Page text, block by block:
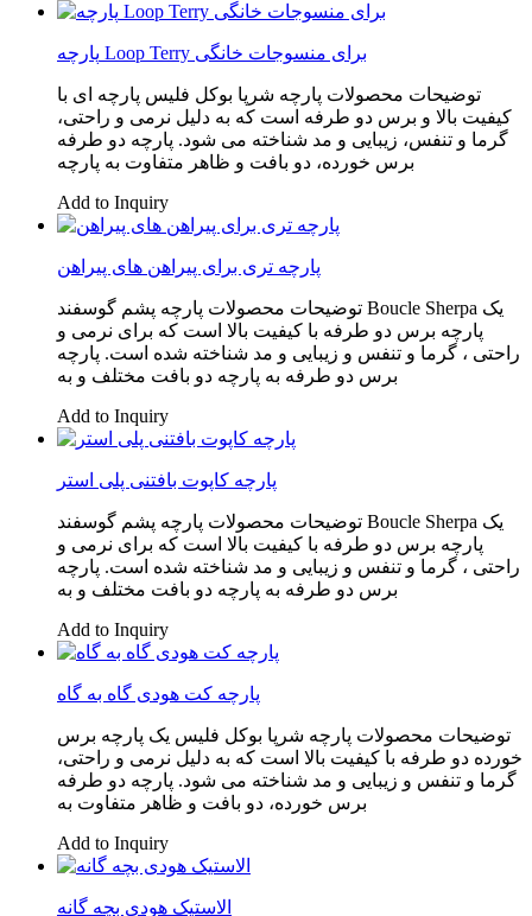
پارچه Loop Terry برای منسوجات خانگی
توضیحات محصولات پارچه شرپا بوکل فلیس پارچه ای با
کیفیت بالا و برس دو طرفه است که به دلیل نرمی و راحتی،
گرما و تنفس، زیبایی و مد شناخته می شود. پارچه دو طرفه
برس خورده، دو بافت و ظاهر متفاوت به پارچه
Add to Inquiry
پارچه تری برای پیراهن های پیراهن
توضیحات محصولات پارچه پشم گوسفند Boucle Sherpa یک
پارچه برس دو طرفه با کیفیت بالا است که برای نرمی و
راحتی ، گرما و تنفس و زیبایی و مد شناخته شده است. پارچه
برس دو طرفه به پارچه دو بافت مختلف و به
Add to Inquiry
پارچه کاپوت بافتنی پلی استر
توضیحات محصولات پارچه پشم گوسفند Boucle Sherpa یک
پارچه برس دو طرفه با کیفیت بالا است که برای نرمی و
راحتی ، گرما و تنفس و زیبایی و مد شناخته شده است. پارچه
برس دو طرفه به پارچه دو بافت مختلف و به
Add to Inquiry
پارچه کت هودی گاه به گاه
توضیحات محصولات پارچه شرپا بوکل فلیس یک پارچه برس
خورده دو طرفه با کیفیت بالا است که به دلیل نرمی و راحتی،
گرما و تنفس و زیبایی و مد شناخته می شود. پارچه دو طرفه
برس خورده، دو بافت و ظاهر متفاوت به
Add to Inquiry
الاستیک هودی بچه گانه